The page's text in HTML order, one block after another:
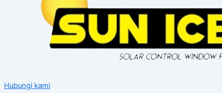
Hubungi kami